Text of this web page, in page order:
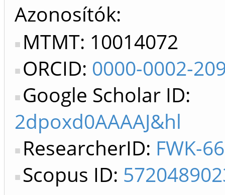
Azonosítók
MTMT: 10014072
ORCID: 0000-0002-
Google Scholar ID:
2dpoxd0AAAAJ&hl
ResearcherID: FWK-
Scopus ID: